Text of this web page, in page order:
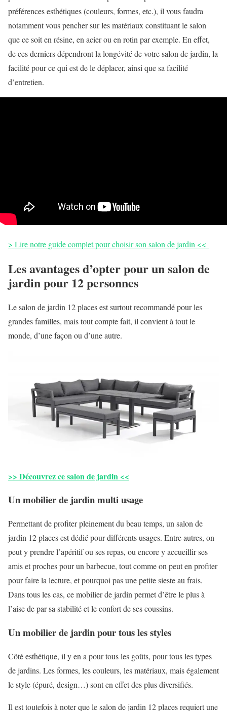
préférences esthétiques (couleurs, formes, etc.), il vous faudra
notamment vous pencher sur les matériaux constituant le salon
que ce soit en résine, en acier ou en rotin par exemple. En effet,
de ces derniers dépendront la longévité de votre salon de jardin, la
facilité pour ce qui est de le déplacer, ainsi que sa facilité
d’entretien.
> Lire notre guide complet pour choisir son salon de jardin <<
Les avantages d’opter pour un salon de
jardin pour 12 personnes
Le salon de jardin 12 places est surtout recommandé pour les
grandes familles, mais tout compte fait, il convient à tout le
monde, d’une façon ou d’une autre.
>> Découvrez ce salon de jardin <<
Un mobilier de jardin multi usage
Permettant de profiter pleinement du beau temps, un salon de
jardin 12 places est dédié pour différents usages. Entre autres, on
peut y prendre l’apéritif ou ses repas, ou encore y accueillir ses
amis et proches pour un barbecue, tout comme on peut en profiter
pour faire la lecture, et pourquoi pas une petite sieste au frais.
Dans tous les cas, ce mobilier de jardin permet d’être le plus à
l’aise de par sa stabilité et le confort de ses coussins.
Un mobilier de jardin pour tous les styles
Côté esthétique, il y en a pour tous les goûts, pour tous les types
de jardins. Les formes, les couleurs, les matériaux, mais également
le style (épuré, design…) sont en effet des plus diversifiés.
Il est toutefois à noter que le salon de jardin 12 places requiert une